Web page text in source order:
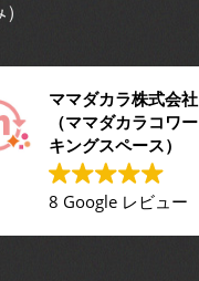
ママダカラ株式会社
（ママダカラコワー
キングスペース）
8 Google レビュー